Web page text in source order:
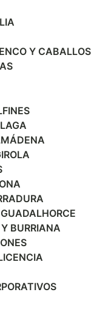
Y CABALLOS
BURRIANA